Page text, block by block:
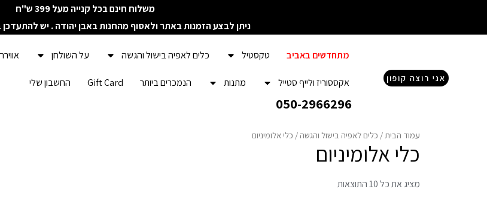
משלוח חינם בכל קנייה מעל 399 ש"ח
ניתן לבצע הזמנות באתר ולאסוף מהחנות באבן יהודה . יש
אני רוצה קופון
מתחדשים באביב טקסטיל כלים לאפיה בישול והגשה על השולחן
אקססוריז ולייף סטייל מתנות הנמכרים ביותר Gift Card החשבון שלי
050-2966296
עמוד הבית/ כלים לאפיה בישול והגשה / כלי אלומיניום
כלי אלומיניום
מציג את כל 10 התוצאות